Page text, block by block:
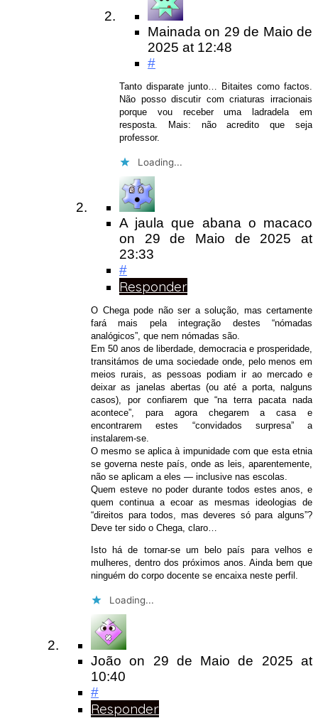
Mainada on 29 de Maio de
2025 at 12:48
#
Tanto disparate junto… Bitaites como factos.
Não posso discutir com criaturas irracionais
porque vou receber uma ladradela em
resposta. Mais: não acredito que seja
professor.
Loading...
A jaula que abana o macaco
on 29 de Maio de 2025at
23:33
#
Responder
O Chega pode não ser a solução, mas certamente
fará mais pela integração destes “nómadas
analógicos”, que nem nómadas são.
Em 50 anos de liberdade, democracia e prosperidade,
transitámos de uma sociedade onde, pelo menos em
meios rurais, as pessoas podiam ir ao mercado e
deixar as janelas abertas (ou até a porta, nalguns
casos), por confiarem que “na terra pacata nada
acontece”, para agora chegarem a casa e
encontrarem estes “convidados surpresa” a
instalarem-se.
O mesmo se aplica à impunidade com que esta etnia
se governa neste país, onde as leis, aparentemente,
não se aplicam a eles — inclusive nas escolas.
Quem esteve no poder durante todos estes anos, e
quem continua a ecoar as mesmas ideologias de
“direitos para todos, mas deveres só para alguns”?
Deve ter sido o Chega, claro…
Isto há de tornar-se um belo país para velhos e
mulheres, dentro dos próximos anos. Ainda bem que
ninguém do corpo docente se encaixa neste perfil.
Loading...
João on 29 de Maio de 2025at
10:40
#
Responder